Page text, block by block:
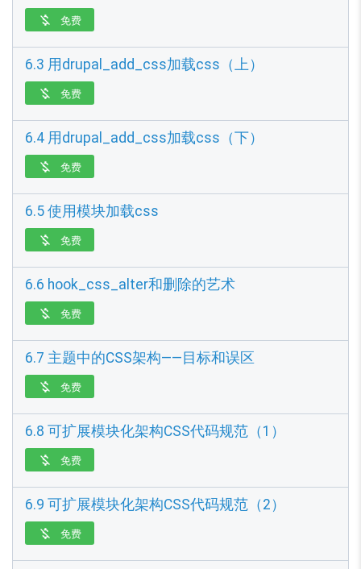
 免费
6.3 用drupal_add_css加载css（上）
 免费
6.4 用drupal_add_css加载css（下）
 免费
6.5 使用模块加载css
 免费
6.6 hook_css_alter和删除的艺术
 免费
6.7 主题中的CSS架构——目标和误区
 免费
6.8 可扩展模块化架构CSS代码规范（1）
 免费
6.9 可扩展模块化架构CSS代码规范（2）
 免费